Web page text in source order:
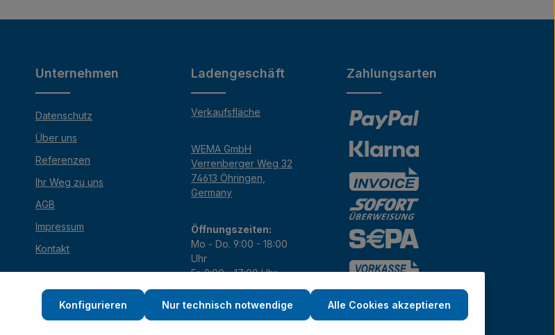
Unternehmen
Datenschutz
Über uns
Referenzen
Ihr Weg zu uns
AGB
Impressum
Kontakt
Ladengeschäft
Verkaufsfläche
WEMA GmbH
Verrenberger Weg 32
74613 Öhringen,
Germany
Öffnungszeiten:
Mo - Do. 9:00 - 18:00
Uhr
Fr. 9:00 - 17:00 Uhr
Sa. 9:00 - 12:00 Uhr
Zahlungsarten
Nur technisch notwendige
Konfigurieren Alle Cookies akzeptieren